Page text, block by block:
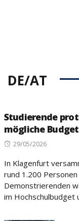
DE/AT
Studierende
mögliche
Posted
29/05/2026
In Klagenfurt
rund 1.200
Demonstrierenden
im Hochschulbudget